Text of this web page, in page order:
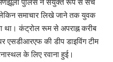
पुलिस ने संयुक्त रूप से सर्च
समाचार लिखे जाने तक युवक
था। कंट्रोल रूम से अपराह्न करीब
एसडीआरएफ की डीप डाइविंग टीम
के लिए रवाना हुई।